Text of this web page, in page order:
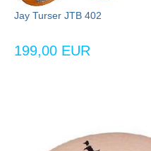
Jay Turser JTB 402
199,00 EUR